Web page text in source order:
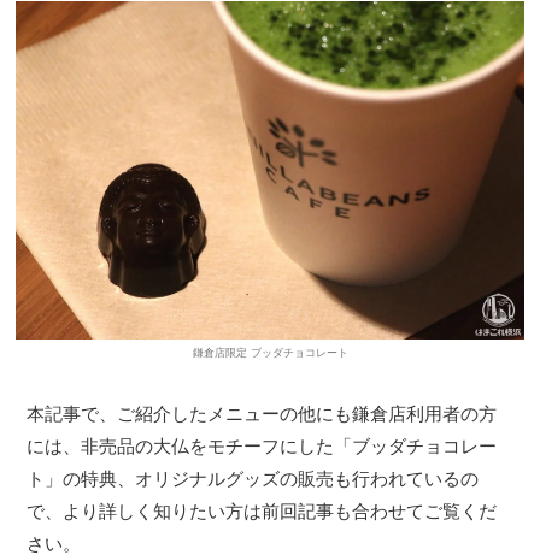
鎌倉店限定 ブッダチョコレート
本記事で、ご紹介したメニューの他にも鎌倉店利用者の方
には、非売品の大仏をモチーフにした「ブッダチョコレー
ト」の特典、オリジナルグッズの販売も行われているの
で、より詳しく知りたい方は前回記事も合わせてご覧くだ
さい。